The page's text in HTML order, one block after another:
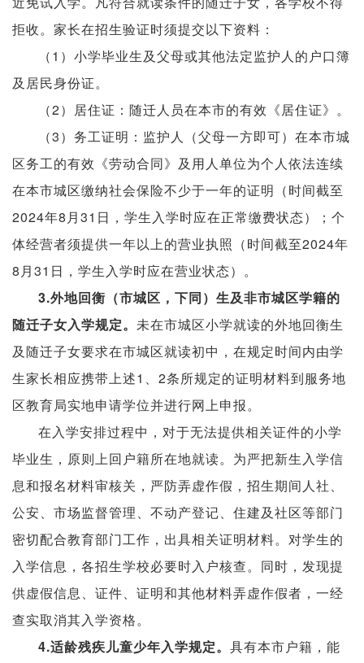
拒收。家长在招生验证时须提交以下资料：
（1）小学毕业生及父母或其他法定监护人的户口簿
及居民身份证。
（2）居住证：随迁人员在本市的有效《居住证》。
（3）务工证明：监护人（父母一方即可）在本市城
区务工的有效《劳动合同》及用人单位为个人依法连续
在本市城区缴纳社会保险不少于一年的证明（时间截至
2024年8月31日，学生入学时应在正常缴费状态）；个
体经营者须提供一年以上的营业执照（时间截至2024年
8月31日，学生入学时应在营业状态）。
3.外地回衡（市城区，下同）生及非市城区学籍的
随迁子女入学规定。 未在市城区小学就读的外地回衡生
及随迁子女要求在市城区就读初中，在规定时间内由学
生家长相应携带上述1、2条所规定的证明材料到服务地
区教育局实地申请学位并进行网上申报。
在入学安排过程中，对于无法提供相关证件的小学
毕业生，原则上回户籍所在地就读。为严把新生入学信
息和报名材料审核关，严防弄虚作假，招生期间人社、
公安、市场监督管理、不动产登记、住建及社区等部门
密切配合教育部门工作，出具相关证明材料。对学生的
入学信息，各招生学校必要时入户核查。同时，发现提
供虚假信息、证件、证明和其他材料弄虚作假者，一经
查实取消其入学资格。
4.适龄残疾儿童少年入学规定。 具有本市户籍，能